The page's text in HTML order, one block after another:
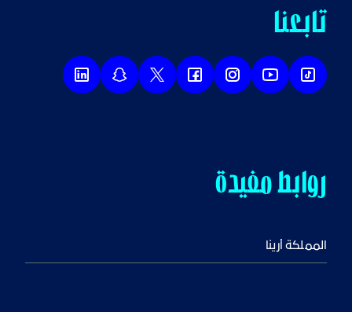
روابط مفيدة
المملكة أرينا
تابعنا